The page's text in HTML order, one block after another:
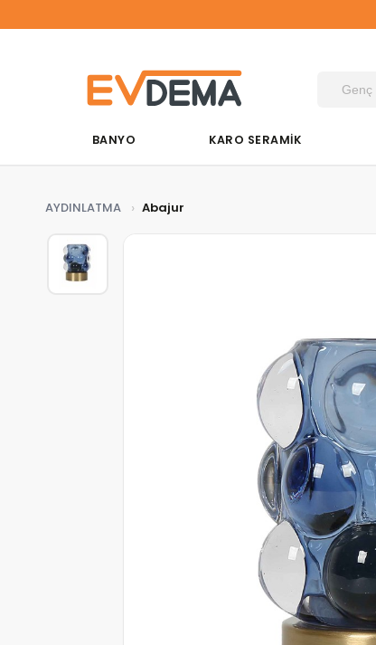
BANYO KARO SERAMİK
AYDINLATMA Abajur